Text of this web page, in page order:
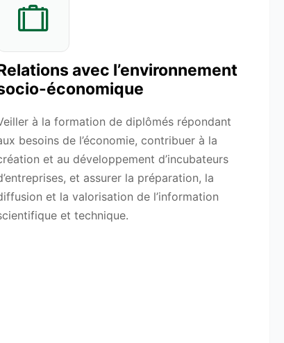
avec l’environnement
économique
à la formation de diplômés répondant
besoins de l’économie, contribuer à la
et au développement d’incubateurs
et assurer la préparation, la
et la valorisation de l’information
et technique.